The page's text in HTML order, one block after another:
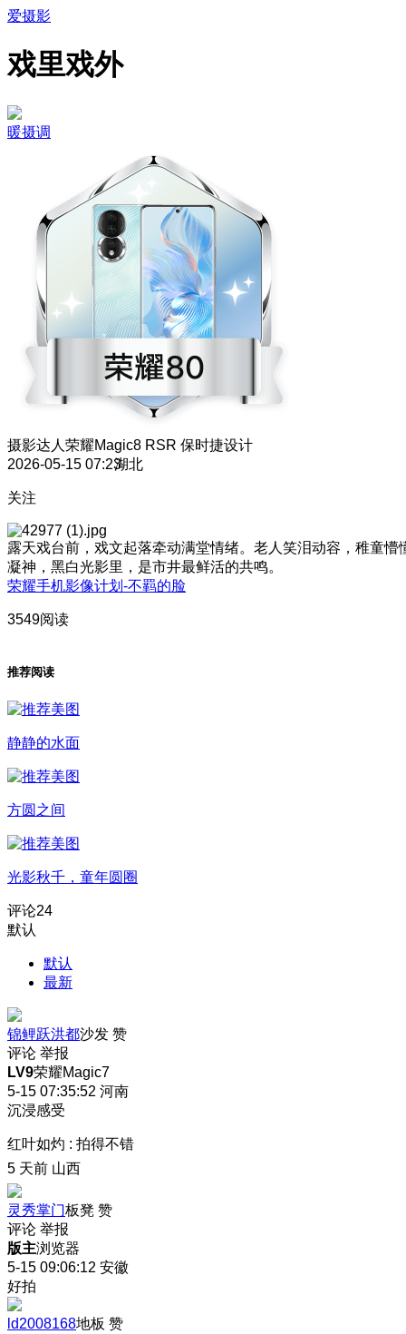
爱摄影
戏里戏外
暖摄调
摄影达人 荣耀Magic8 RSR 保时捷设计
2026-05-15 07:23湖北
关注
露天戏台前，戏文起落牵动满堂情绪。老人笑泪动容，稚童懵
凝神，黑白光影里，是市井最鲜活的共鸣。
荣耀手机影像计划-不羁的脸
3549阅读
推荐阅读
静静的水面
方圆之间
光影秋千，童年圆圈
评论24
默认
默认
最新
锦鲤跃洪都沙发 赞
评论 举报
LV9荣耀Magic7
5-15 07:35:52 河南
沉浸感受
红叶如灼 : 拍得不错
5 天前 山西
灵秀掌门板凳 赞
评论 举报
版主浏览器
5-15 09:06:12 安徽
好拍
ld2008168地板 赞